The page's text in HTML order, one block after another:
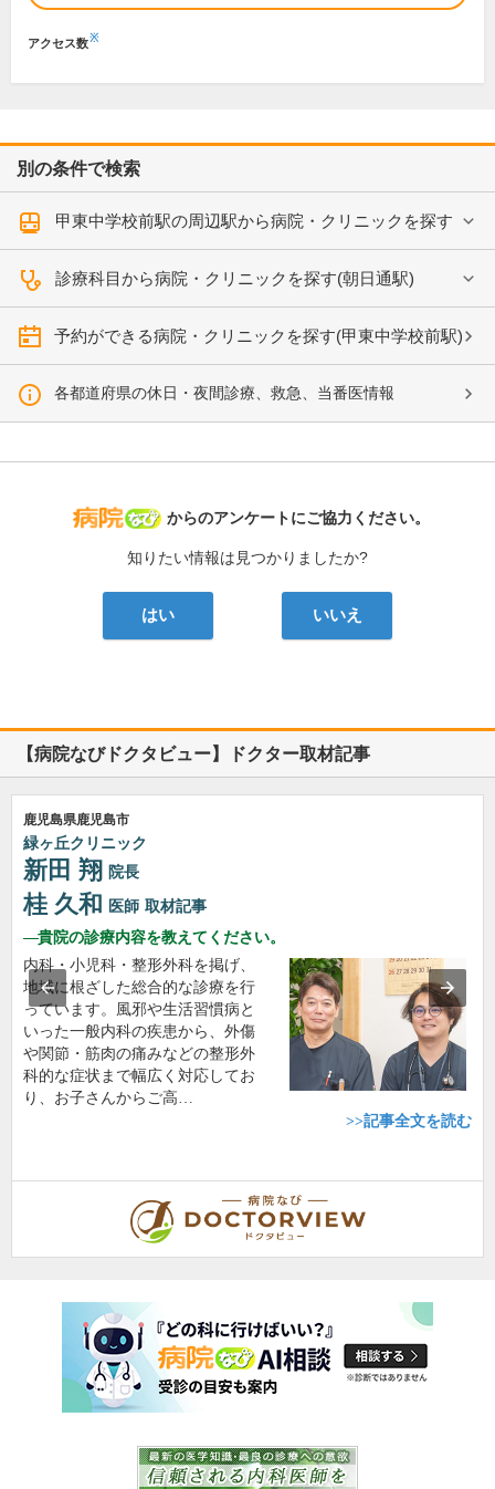
アクセス数※
別の条件で検索
甲東中学校前駅の周辺駅から病院・クリニックを探す
診療科目から病院・クリニックを探す(朝日通駅)
予約ができる病院・クリニックを探す(甲東中学校前駅)
各都道府県の休日・夜間診療、救急、当番医情報
病院なび
からのアンケートにご協力ください。
知りたい情報は見つかりましたか?
はい いいえ
【病院なびドクタビュー】ドクター取材記事
鹿児島県鹿児島市
緑ヶ丘クリニック
新田 翔 院長
桂 久和 医師 取材記事
貴院の診療内容を教えてください。
内科・小児科・整形外科を掲げ、
地域に根ざした総合的な診療を行
っています。風邪や生活習慣病と
いった一般内科の疾患から、外傷
や関節・筋肉の痛みなどの整形外
科的な症状まで幅広く対応してお
り、お子さんからご高…
>>記事全文を読む